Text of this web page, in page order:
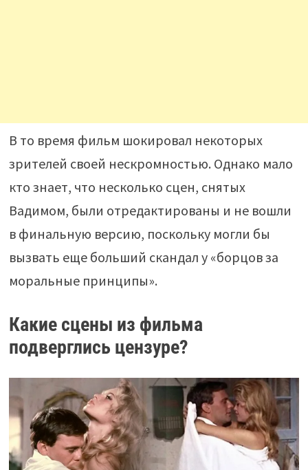
В то время фильм шокировал некоторых
зрителей своей нескромностью. Однако мало
кто знает, что несколько сцен, снятых
Вадимом, были отредактированы и не вошли
в финальную версию, поскольку могли бы
вызвать еще больший скандал у «борцов за
моральные принципы».
Какие сцены из фильма
подверглись цензуре?